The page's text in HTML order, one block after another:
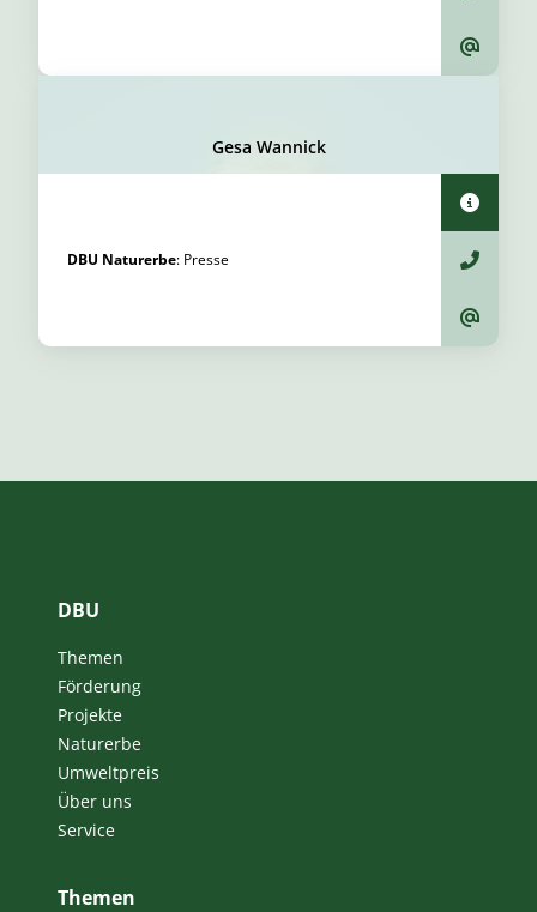
Gesa Wannick
DBU Naturerbe: Presse
DBU
Themen
Förderung
Projekte
Naturerbe
Umweltpreis
Über uns
Service
Themen